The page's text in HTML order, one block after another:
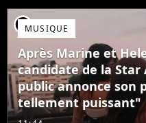
player2MUSIQUE
Après Marine et
candidate de la Star
public annonce son
tellement puissant"